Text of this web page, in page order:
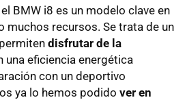
BMW i8 es un modelo clave en
muchos recursos. Se trata de un
disfrutar de la
una eficiencia energética
con un deportivo
ya lo hemos podido ver en